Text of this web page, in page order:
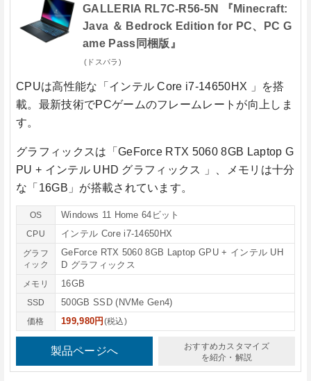
GALLERIA RL7C-R56-5N 『Minecraft:
Java ＆ Bedrock Edition for PC、PC G
ame Pass同梱版』
(ドスパラ)
CPUは高性能な 「インテル Core i7-14650HX 」
を搭
載。最新技術でPCゲームのフレームレートが向上しま
す。
グラフィックスは 「GeForce RTX 5060 8GB Laptop G
PU + インテル UHD グラフィックス 」
、メモリは十分
な 「16GB」 が搭載されています。
OS Windows 11 Home 64ビット
CPU インテル Core i7-14650HX
グラフ
ィック
GeForce RTX 5060 8GB Laptop GPU + インテル UH
D グラフィックス
メモリ 16GB
SSD 500GB SSD (NVMe Gen4)
価格 199,980円 (税込)
製品ページへ
おすすめカスタマイズ
を紹介・解説